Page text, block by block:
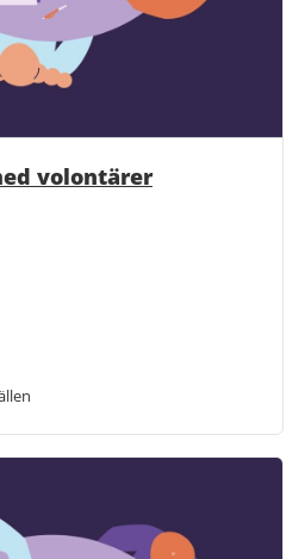
volontärer